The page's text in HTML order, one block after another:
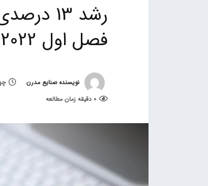
رشد 13
فصل اول 2022؛ اپل‌ همچنان در صدر بازار
نویسنده صنایع مدرن
0 دقیقه زمان مطالعه